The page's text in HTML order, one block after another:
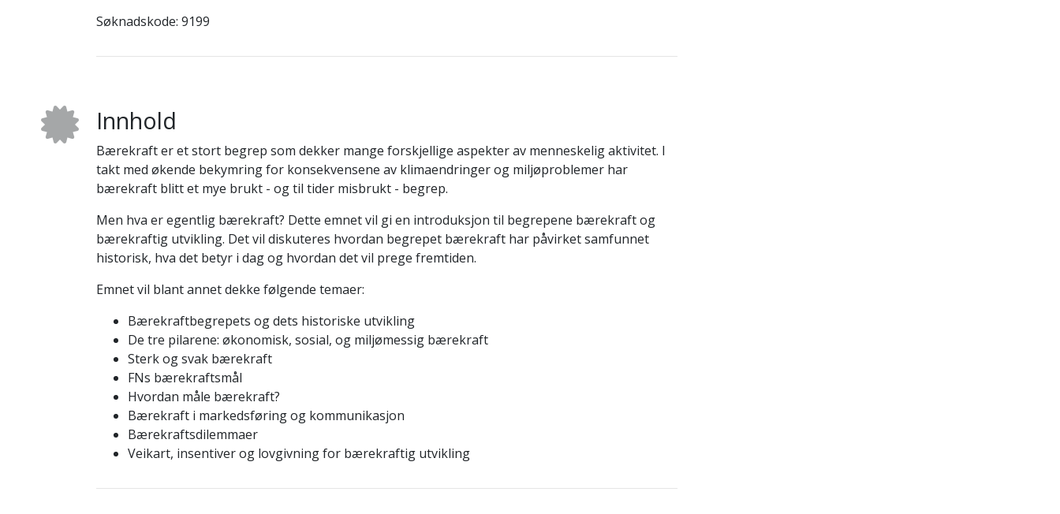
Søknadskode: 9199
Innhold
Bærekraft er et stort begrep som dekker mange forskjellige aspekter av menneskelig aktivitet. I
takt med økende bekymring for konsekvensene av klimaendringer og miljøproblemer har
bærekraft blitt et mye brukt - og til tider misbrukt - begrep.
Men hva er egentlig bærekraft? Dette emnet vil gi en introduksjon til begrepene bærekraft og
bærekraftig utvikling. Det vil diskuteres hvordan begrepet bærekraft har påvirket samfunnet
historisk, hva det betyr i dag og hvordan det vil prege fremtiden.
Emnet vil blant annet dekke følgende temaer:
Bærekraftbegrepets og dets historiske utvikling
De tre pilarene: økonomisk, sosial, og miljømessig bærekraft
Sterk og svak bærekraft
FNs bærekraftsmål
Hvordan måle bærekraft?
Bærekraft i markedsføring og kommunikasjon
Bærekraftsdilemmaer
Veikart, insentiver og lovgivning for bærekraftig utvikling